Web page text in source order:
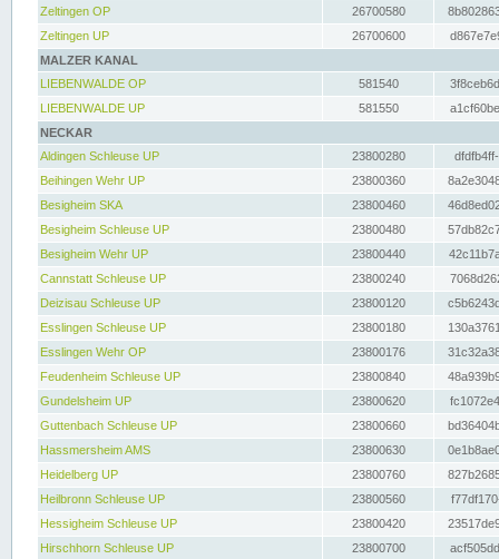
Zeltingen OP
26700580
Zeltingen UP
26700600
MALZER KANAL
LIEBENWALDE OP
581540
LIEBENWALDE UP
581550
NECKAR
Aldingen Schleuse UP
23800280
Beihingen Wehr UP
23800360
Besigheim SKA
23800460
Besigheim Schleuse UP
23800480
Besigheim Wehr UP
23800440
Cannstatt Schleuse UP
23800240
Deizisau Schleuse UP
23800120
Esslingen Schleuse UP
23800180
Esslingen Wehr OP
23800176
Feudenheim Schleuse UP
23800840
Gundelsheim UP
23800620
Guttenbach Schleuse UP
23800660
Hassmersheim AMS
23800630
Heidelberg UP
23800760
Heilbronn Schleuse UP
23800560
Hessigheim Schleuse UP
23800420
Hirschhorn Schleuse UP
23800700